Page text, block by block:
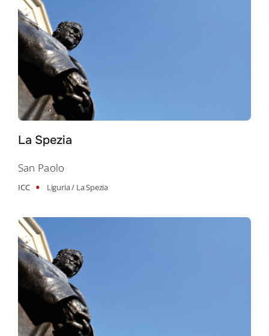
La Spezia
San Paolo
ICC • Liguria / La Spezia